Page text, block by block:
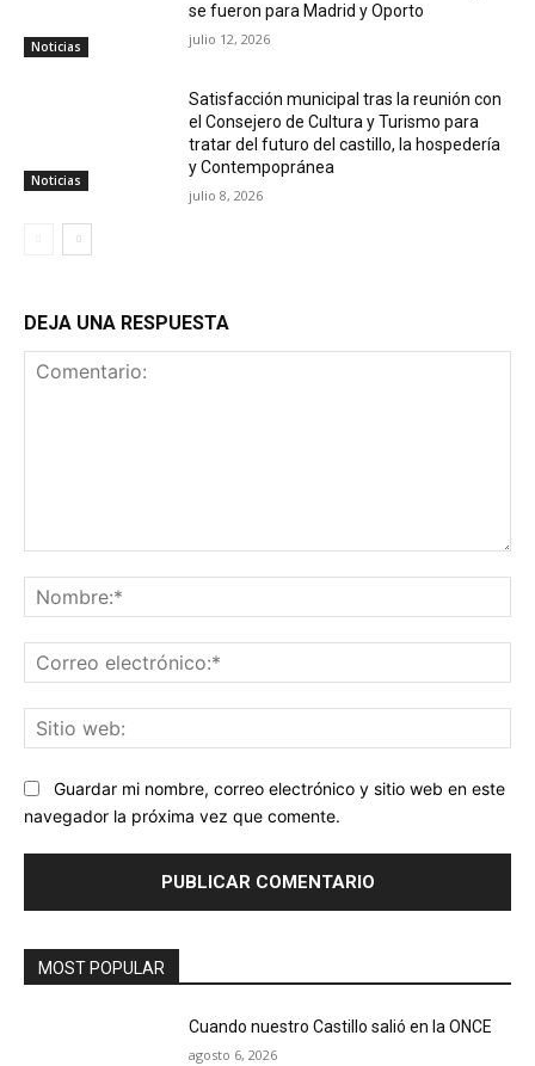
Noticias
se fueron para Madrid y Oporto
julio 12, 2026
Noticias
Satisfacción municipal tras la reunión con
el Consejero de Cultura y Turismo para
tratar del futuro del castillo, la hospedería
y Contempopránea
julio 8, 2026
DEJA UNA RESPUESTA
Guardar mi nombre, correo electrónico y sitio web en este
navegador la próxima vez que comente.
MOST POPULAR
Cuando nuestro Castillo salió en la ONCE
agosto 6, 2026